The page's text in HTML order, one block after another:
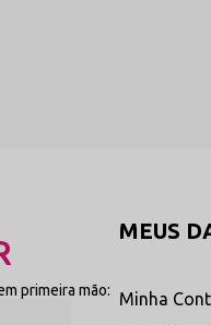
Confira nossa seleção
primeira mão:
MEUS
Minha